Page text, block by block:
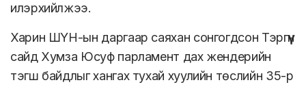
илэрхийлжээ.
Харин ШҮН-ын даргаар саяхан сонгогдсон Тэргүүн
сайд Хумза Юсуф парламент дах жендерийн
тэгш байдлыг хангах тухай хуулийн төслийн 35-р